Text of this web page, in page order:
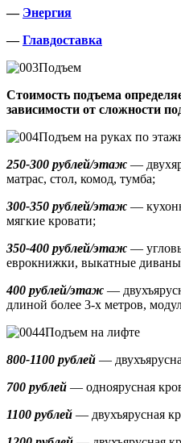
— Энергия
—Главдоставка
Подъем
Стоимость подъема
зависимости от сложности
Подъем на руках по
250-300 рублей/этаж —
матрас, стол, комод, тумба;
300-350 рублей/этаж —
мягкие кровати;
350-400 рублей/этаж —
еврокнижки, выкатные
400 рублей/этаж —
длиной более 3-х метров,
Подъем на лифте
800-1100 рублей —
700 рублей — одноярусная
1100 рублей — двухъярусная